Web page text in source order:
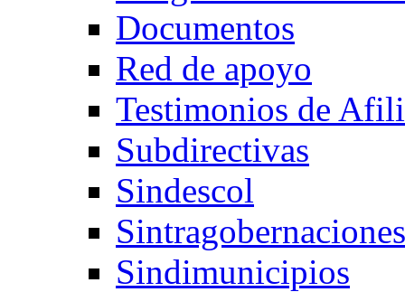
Documentos
Red de apoyo
Testimonios de
Subdirectivas
Sindescol
Sintragobernaciones
Sindimunicipios